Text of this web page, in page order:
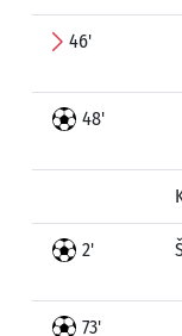
46'
48'
2'
73'